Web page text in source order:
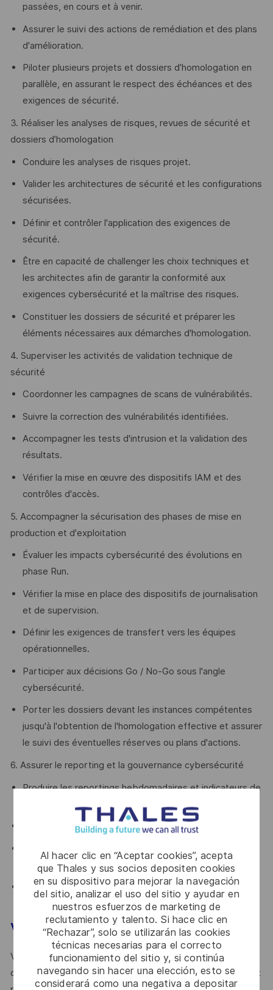
Al hacer clic en “Aceptar cookies”, acepta
que Thales y sus socios depositen cookies
en su dispositivo para mejorar la navegación
del sitio, analizar el uso del sitio y ayudar en
nuestros esfuerzos de marketing de
reclutamiento y talento. Si hace clic en
“Rechazar”, solo se utilizarán las cookies
técnicas necesarias para el correcto
funcionamiento del sitio y, si continúa
navegando sin hacer una elección, esto se
considerará como una negativa a depositar
passées, en cours et à venir.
Assurer le suivi des actions de remédiation et des plans
d'amélioration.
Piloter plusieurs projets et dossiers d’homologation en
parallèle, en assurant le respect des échéances et des
exigences de sécurité.
3. Réaliser les analyses de risques, revues de sécurité et
dossiers d’homologation
Conduire les analyses de risques projet.
Valider les architectures de sécurité et les configurations
sécurisées.
Définir et contrôler l'application des exigences de
sécurité.
Être en capacité de challenger les choix techniques et
les architectes afin de garantir la conformité aux
exigences cybersécurité et la maîtrise des risques.
Constituer les dossiers de sécurité et préparer les
éléments nécessaires aux démarches d'homologation.
4. Superviser les activités de validation technique de
sécurité
Coordonner les campagnes de scans de vulnérabilités.
Suivre la correction des vulnérabilités identifiées.
Accompagner les tests d'intrusion et la validation des
résultats.
Vérifier la mise en œuvre des dispositifs IAM et des
contrôles d'accès.
5. Accompagner la sécurisation des phases de mise en
production et d'exploitation
Évaluer les impacts cybersécurité des évolutions en
phase Run.
Vérifier la mise en place des dispositifs de journalisation
et de supervision.
Définir les exigences de transfert vers les équipes
opérationnelles.
Participer aux décisions Go / No-Go sous l'angle
cybersécurité.
Porter les dossiers devant les instances compétentes
jusqu'à l'obtention de l'homologation effective et assurer
le suivi des éventuelles réserves ou plans d'actions.
6. Assurer le reporting et la gouvernance cybersécurité
Produire les reportings hebdomadaires et indicateurs de
Participer aux instances de gouvernance cybersécurité.
procédures, processus et modèles opérationnels).
Assurer le suivi des indicateurs liés aux homologations,
aux risques et à la conformité des projets.
Votre profil
Votre priorité est de garantir la sécurité des systèmes et
d'appliquer les principes de gouvernance cybersécurité aux